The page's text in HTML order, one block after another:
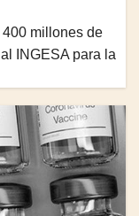
millones de
INGESA para la